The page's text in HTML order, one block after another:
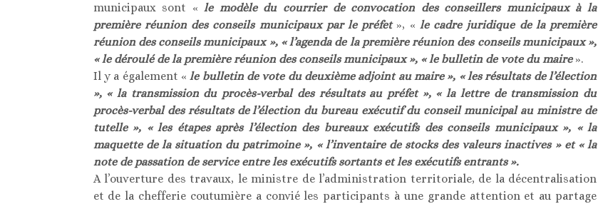
municipaux sont «le modèle du courrier de convocation des conseillers municipaux à la
première réunion des conseils municipaux par le préfet », « le cadre juridique de la première
réunion des conseils municipaux », « l’agenda de la première réunion des conseils municipaux »,
« le déroulé de la première réunion des conseils municipaux », « le bulletin de vote du maire ».
Il y a également « le bulletin de vote du deuxième adjoint au maire », « les résultats de l’élection
», « la transmission du procès-verbal des résultats au préfet », « la lettre de transmission du
procès-verbal des résultats de l’élection du bureau exécutif du conseil municipal au ministre de
tutelle », « les étapes après l’élection des bureaux exécutifs des conseils municipaux », « la
maquette de la situation du patrimoine », « l’inventaire de stocks des valeurs inactives » et « la
note de passation de service entre les exécutifs sortants et les exécutifs entrants ».
A l’ouverture des travaux, le ministre de l’administration territoriale, de la décentralisation
et de la chefferie coutumière a convié les participants à une grande attention et au partage